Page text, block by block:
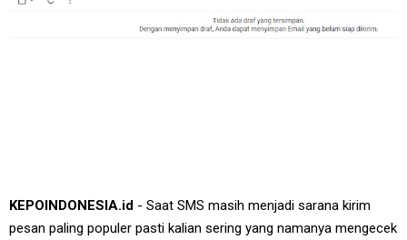
KEPOINDONESIA.id - Saat SMS masih menjadi sarana kirim
pesan paling populer pasti kalian sering yang namanya mengecek